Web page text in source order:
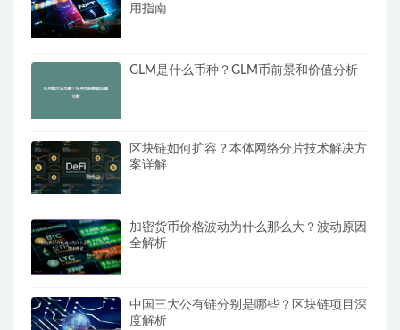
用指南
GLM是什么币种？GLM币前景和价值分析
区块链如何扩容？本体网络分片技术解决方
案详解
加密货币价格波动为什么那么大？波动原因
全解析
中国三大公有链分别是哪些？区块链项目深
度解析